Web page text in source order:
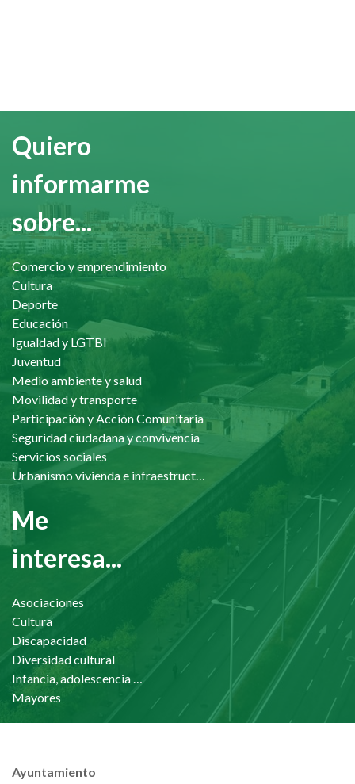
Quiero
informarme
sobre...
Comercio y emprendimiento
Cultura
Deporte
Educación
Igualdad y LGTBI
Juventud
Medio ambiente y salud
Movilidad y transporte
Participación y Acción Comunitaria
Seguridad ciudadana y convivencia
Servicios sociales
Urbanismo vivienda e infraestructuras
Me
interesa...
Asociaciones
Cultura
Discapacidad
Diversidad cultural
Infancia, adolescencia y familia
Mayores
Ayuntamiento